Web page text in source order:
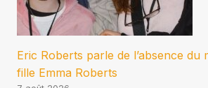
Eric Roberts parle de l’absence du
fille Emma Roberts